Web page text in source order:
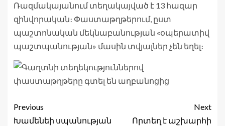
Ռազմակայանում տեղակայված է 13 հազար
զինվորական։ Փաստաթղթերում, ըստ
պաշտոնական մեկնաբանության «օպերատիվ
պաշտպանության» մասին տվյալներ չեն եղել։
Previous
Խամենեի սպանության
Next
Որտեղ է աշխարհի